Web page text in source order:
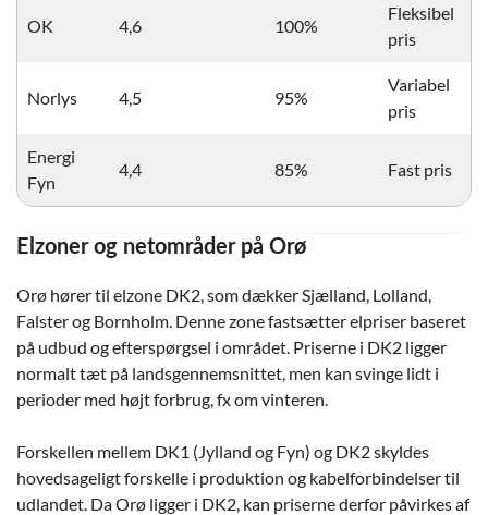
OK 4,6 100%
Fleksibel
pris
Norlys 4,5 95%
Variabel
pris
Energi
Fyn
4,4 85% Fast pris
Elzoner og netområder på Orø
Orø hører til elzone DK2, som dækker Sjælland, Lolland,
Falster og Bornholm. Denne zone fastsætter elpriser baseret
på udbud og efterspørgsel i området. Priserne i DK2 ligger
normalt tæt på landsgennemsnittet, men kan svinge lidt i
perioder med højt forbrug, fx om vinteren.
Forskellen mellem DK1 (Jylland og Fyn) og DK2 skyldes
hovedsageligt forskelle i produktion og kabelforbindelser til
udlandet. Da Orø ligger i DK2, kan priserne derfor påvirkes af